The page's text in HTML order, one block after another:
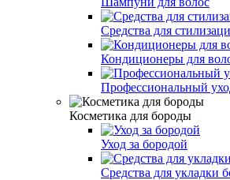
Средства для
Кондиционеры для
Профессиональный
Косметика для бороды
Уход за бородой
Средства для укладки